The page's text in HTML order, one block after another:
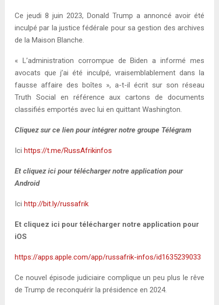
Ce jeudi 8 juin 2023, Donald Trump a annoncé avoir été
inculpé par la justice fédérale pour sa gestion des archives
de la Maison Blanche.
« L’administration corrompue de Biden a informé mes
avocats que j’ai été inculpé, vraisemblablement dans la
fausse affaire des boîtes », a-t-il écrit sur son réseau
Truth Social en référence aux cartons de documents
classifiés emportés avec lui en quittant Washington.
Cliquez sur ce lien pour intégrer notre groupe Télégram
Ici https://t.me/RussAfrikinfos
Et cliquez ici pour télécharger notre application pour
Android
Ici http://bit.ly/russafrik
Et cliquez ici pour télécharger notre application pour
iOS
https://apps.apple.com/app/russafrik-infos/id1635239033
Ce nouvel épisode judiciaire complique un peu plus le rêve
de Trump de reconquérir la présidence en 2024.